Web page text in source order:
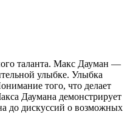
таланта. Макс Дауман —
улыбке. Улыбка
того, что делает
Даумана демонстрирует
до дискуссий о возможных